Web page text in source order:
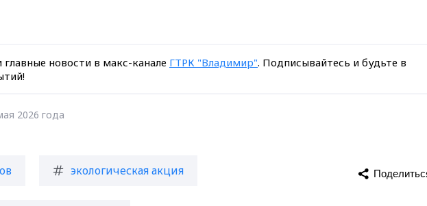
новости в макс-канале ГТРК "Владимир". Подписывайтесь и будьте в
2026 года
экологическая акция